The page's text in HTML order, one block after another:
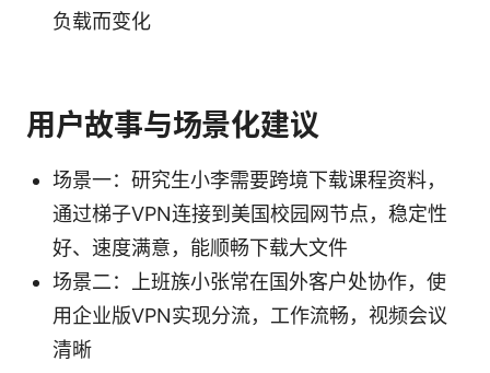
负载而变化
用户故事与场景化建议
场景一：研究生小李需要跨境下载课程资料，
通过梯子VPN连接到美国校园网节点，稳定性
好、速度满意，能顺畅下载大文件
场景二：上班族小张常在国外客户处协作，使
用企业版VPN实现分流，工作流畅，视频会议
清晰